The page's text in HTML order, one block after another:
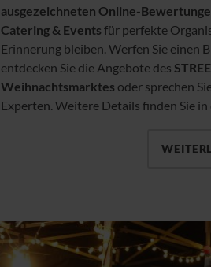
ausgezeichneten Online-
Catering & Events für perfekte
Erinnerung bleiben. Werfen Sie einen
entdecken Sie die Angebote des
Weihnachtsmarktes oder sprechen
Experten. Weitere Details finden Sie